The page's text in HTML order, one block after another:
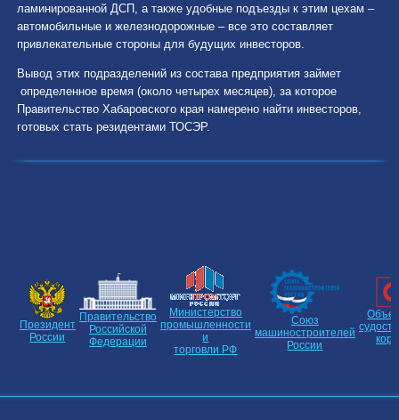
ламинированной ДСП, а также удобные подъезды к этим цехам –
автомобильные и железнодорожные – все это составляет
привлекательные стороны для будущих инвесторов.
Вывод этих подразделений из состава предприятия займет
определенное время (около четырех месяцев), за которое
Правительство Хабаровского края намерено найти инвесторов,
готовых стать резидентами ТОСЭР.
Президент
России
Правительство
Российской
Федерации
Министерство
промышленности
и
торговли РФ
Союз
машиностроителей
России